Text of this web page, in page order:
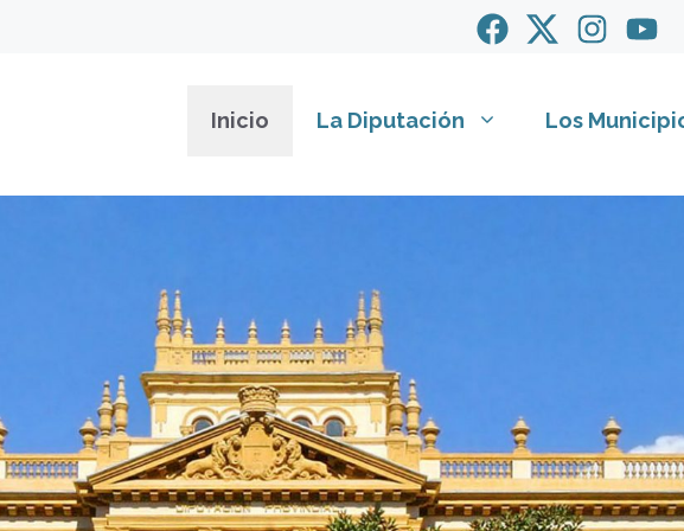
Inicio La Diputación Los